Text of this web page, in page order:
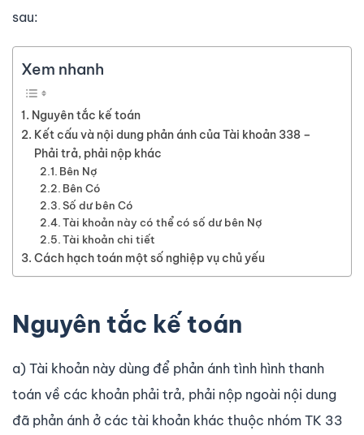
sau:
Xem nhanh
Nguyên tắc kế toán
Kết cấu và nội dung phản ánh của Tài khoản 338 –
Phải trả, phải nộp khác
Bên Nợ
Bên Có
Số dư bên Có
Tài khoản này có thể có số dư bên Nợ
Tài khoản chi tiết
Cách hạch toán một số nghiệp vụ chủ yếu
Nguyên tắc kế toán
a) Tài khoản này dùng để phản ánh tình hình thanh
toán về các khoản phải trả, phải nộp ngoài nội dung
đã phản ánh ở các tài khoản khác thuộc nhóm TK 33